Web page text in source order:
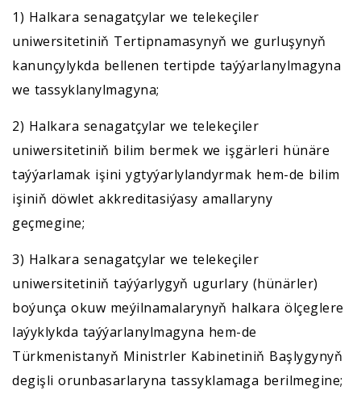
1) Halkara senagatçylar we telekeçiler
uniwersitetiniň Tertipnamasynyň we gurluşynyň
kanunçylykda bellenen tertipde taýýarlanylmagyna
we tassyklanylmagyna;
2) Halkara senagatçylar we telekeçiler
uniwersitetiniň bilim bermek we işgärleri hünäre
taýýarlamak işini ygtyýarlylandyrmak hem-de bilim
işiniň döwlet akkreditasiýasy amallaryny
geçmegine;
3) Halkara senagatçylar we telekeçiler
uniwersitetiniň taýýarlygyň ugurlary (hünärler)
boýunça okuw meýilnamalarynyň halkara ölçeglere
laýyklykda taýýarlanylmagyna hem-de
Türkmenistanyň Ministrler Kabinetiniň Başlygynyň
degişli orunbasarlaryna tassyklamaga berilmegine;